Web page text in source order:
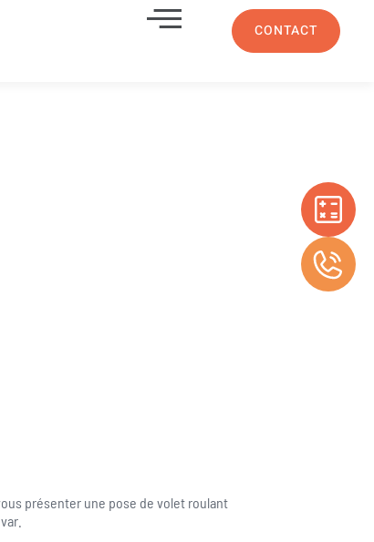
CONTACT
présenter une pose de volet roulant